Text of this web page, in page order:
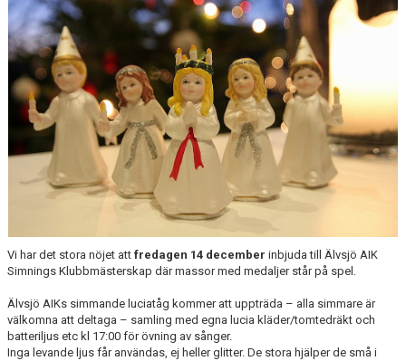
NÄR DU ÄR KLAR MED SIMSKOLAN
VANLIGA FRÅGOR
KALENDER
ARKIV
Vi har det stora nöjet att fredagen 14 december inbjuda till Älvsjö AIK
Simnings Klubbmästerskap där massor med medaljer står på spel.
Älvsjö AIKs simmande luciatåg kommer att uppträda – alla simmare är
välkomna att deltaga – samling med egna lucia kläder/tomtedräkt och
batteriljus etc kl 17:00 för övning av sånger.
Inga levande ljus får användas, ej heller glitter. De stora hjälper de små i